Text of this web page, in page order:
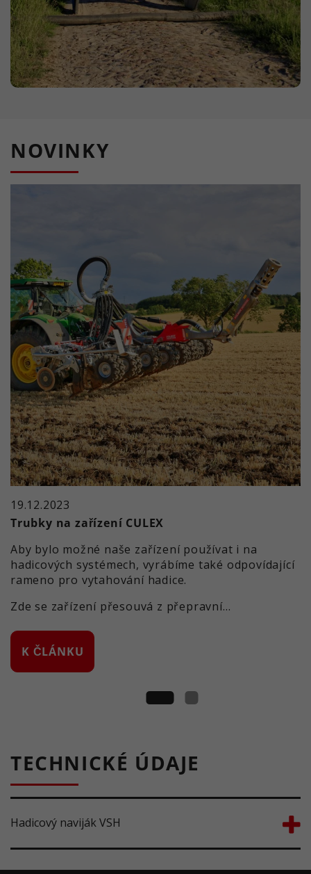
NOVINKY
07.02.2023
Naviják na hadici
Včera večer byl naložen nový hadicový naviják
VSH 1000 se dvěma bubny.
(Přečtěte si článek dále)
K ČLÁNKU
TECHNICKÉ ÚDAJE
Hadicový naviják VSH